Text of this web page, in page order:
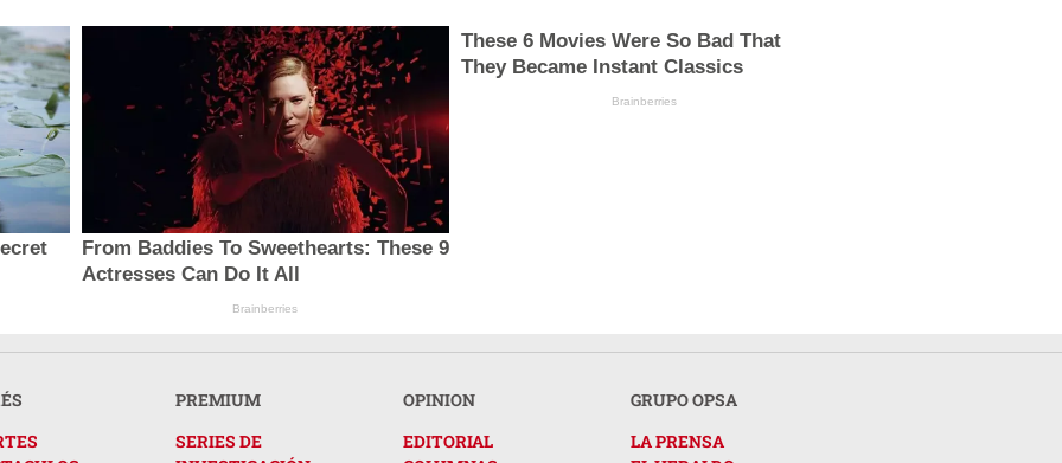
From Baddies To Sweethearts: These 9
Actresses Can Do It All
Brainberries
These 6 Movies Were So Bad That
They Became Instant Classics
Brainberries
PREMIUM
SERIES DE
OPINION
EDITORIAL
GRUPO OPSA
LA PRENSA